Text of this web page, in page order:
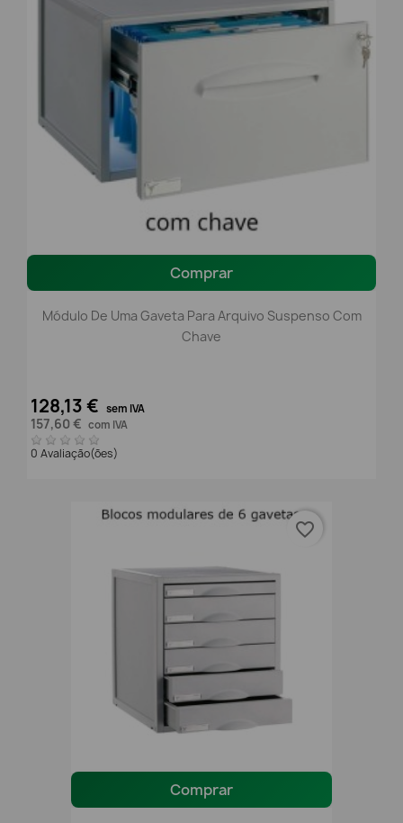
Comprar
Módulo De Uma Gaveta Para Arquivo Suspenso Com
Chave
128,13 € sem IVA
157,60 € com IVA
0 Avaliação(ões)
Comprar
favorite_border